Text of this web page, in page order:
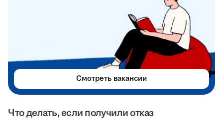
Что делать, если получили отказ
Смотреть вакансии